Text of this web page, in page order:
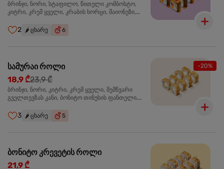
ბრინჯი, ნორი, სტაფილო, წითელი კომბოსტო,
კიტრი, კრემ ყველი, კრაბის ხორცი, მაიონეზი,
2 🌶️ ცხარე 6
-20%
სამურაი როლი
18,9 ₾23,9 ₾
ბრინჯი, ნორი, კიტრი, კრემ ყველი, შემწვარი
გველთევზას კანი, ბონიტო თინუსის ფანთელი,
3 🌶️ ცხარე 5
ბონიტო კრევეტის როლი
21,9 ₾